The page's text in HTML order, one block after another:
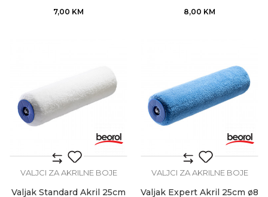
7,00 KM 8,00 KM
VALJCI ZA AKRILNE BOJE
Valjak Standard Akril 25cm
VALJCI ZA AKRILNE BOJE
Valjak Expert Akril 25cm ø8